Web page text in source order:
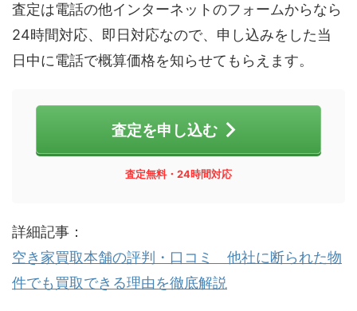
査定は電話の他インターネットのフォームからなら
24時間対応、即日対応なので、申し込みをした当
日中に電話で概算価格を知らせてもらえます。
査定を申し込む
査定無料・24時間対応
詳細記事：
空き家買取本舗の評判・口コミ 他社に断られた物
件でも買取できる理由を徹底解説